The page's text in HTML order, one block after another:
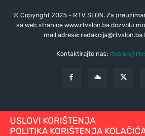
© Copyright 2025 - RTV SLON. Za
sa web stranice www.rtvslon.ba dozvolu
mail adrese: redakcija@rtvslon.ba
Kontaktirajte nas:
USLOVI KORIŠTENJA
POLITIKA KORIŠTENJA